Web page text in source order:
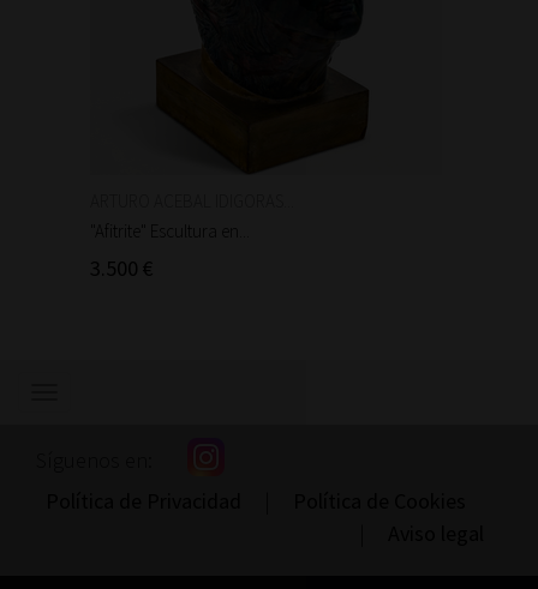
"Afitrite" Escultura en...
3.500 €